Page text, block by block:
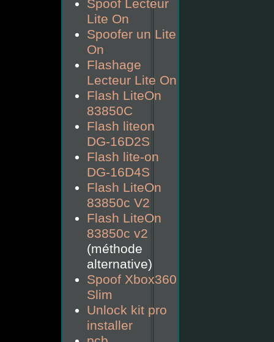
Spoof Lecteur
Lite On
Spoofer un Lite
On
Flashage
Lecteur Lite On
Flash LiteOn
83850C
Flash liteon
DG-16D2S
Flash lite-on
DG-16D4S
Flash LiteOn
83850c V2
Flash LiteOn
83850c v2
(méthode
alternative)
Spoof Xbox360
Slim
Unlock kit pro
installer